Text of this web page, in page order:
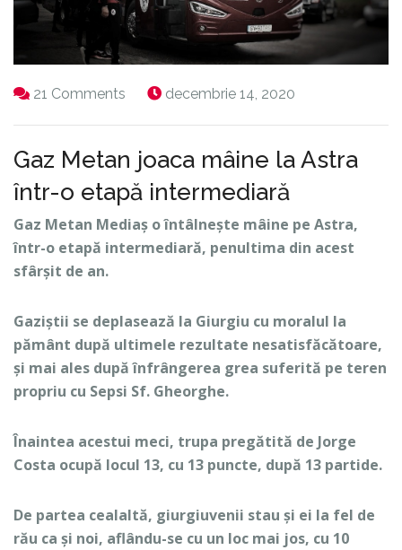
21 Comments decembrie 14, 2020
Gaz Metan joaca mâine la Astra
într-o etapă intermediară
Gaz Metan Mediaș o întâlnește mâine pe Astra,
într-o etapă intermediară, penultima din acest
sfârșit de an.
Gaziștii se deplasează la Giurgiu cu moralul la
pământ după ultimele rezultate nesatisfăcătoare,
și mai ales după înfrângerea grea suferită pe teren
propriu cu Sepsi Sf. Gheorghe.
Înaintea acestui meci, trupa pregătită de Jorge
Costa ocupă locul 13, cu 13 puncte, după 13 partide.
De partea cealaltă, giurgiuvenii stau și ei la fel de
rău ca și noi, aflându-se cu un loc mai jos, cu 10